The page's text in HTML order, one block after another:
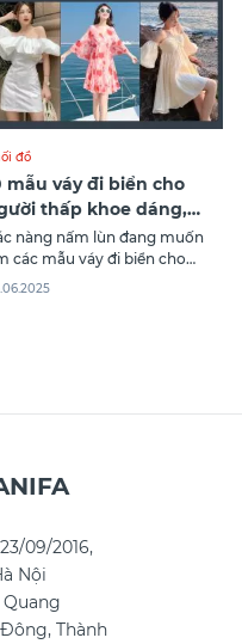
đồ
mẫu váy đi biển cho
thấp khoe dáng,
chiều cao
nàng nấm lùn đang muốn
các mẫu váy đi biển cho
thấp để mặc xinh mà lại
09/2016,
Nội
Thành